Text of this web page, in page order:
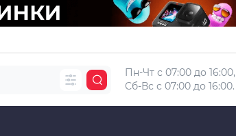
Пн-Чт с 07:00 до 16:00,
Сб-Вс с 07:00 до 16:00.